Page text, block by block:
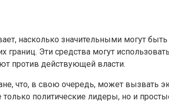
насколько значительными могут
Эти средства могут
против действующей власти.
что, в свою очередь, может вызвать
политические лидеры, но и